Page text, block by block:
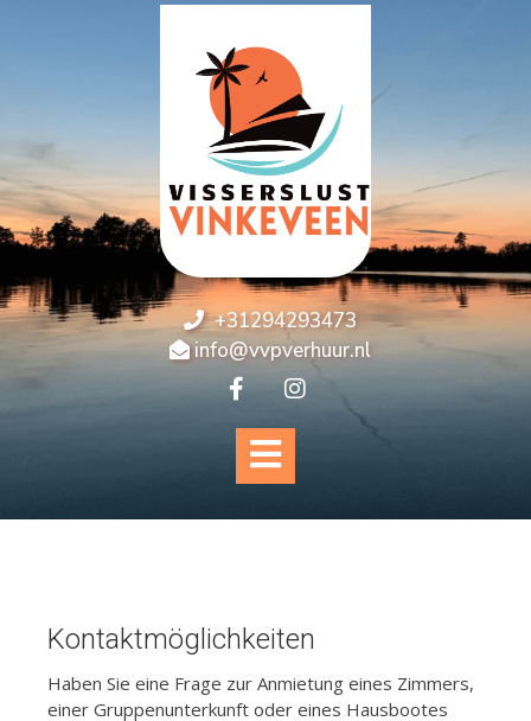
+31294293473
info@vvpverhuur.nl
Kontaktmöglichkeiten
Haben Sie eine Frage zur Anmietung eines Zimmers,
einer Gruppenunterkunft oder eines Hausbootes